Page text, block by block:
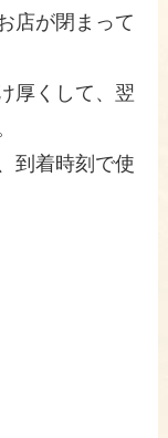
店が閉まって
厚くして、翌
到着時刻で使